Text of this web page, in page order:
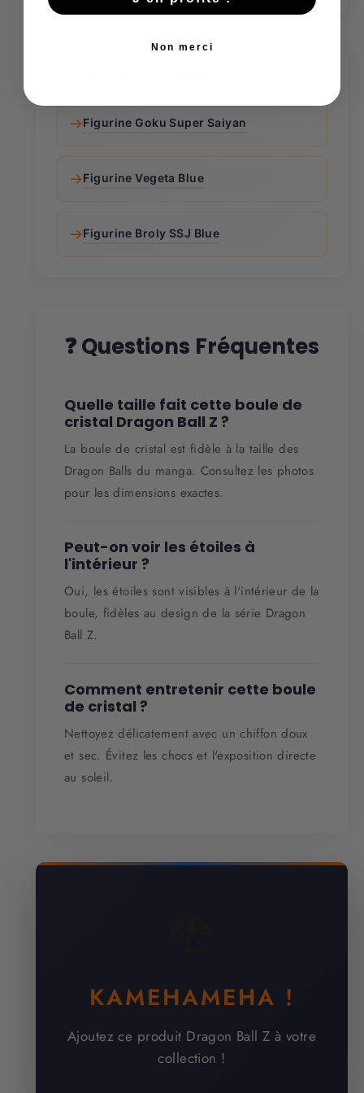
→Figurine Goku Super Saiyan
→Figurine Vegeta Blue
→Figurine Broly SSJ Blue
❓ Questions Fréquentes
Quelle taille fait cette boule de
cristal Dragon Ball Z ?
La boule de cristal est fidèle à la taille des
Dragon Balls du manga. Consultez les photos
pour les dimensions exactes.
Peut-on voir les étoiles à
l'intérieur ?
Oui, les étoiles sont visibles à l'intérieur de la
boule, fidèles au design de la série Dragon
Ball Z.
Comment entretenir cette boule
de cristal ?
Nettoyez délicatement avec un chiffon doux
et sec. Évitez les chocs et l'exposition directe
au soleil.
KAMEHAMEHA !
Ajoutez ce produit Dragon Ball Z à votre
collection !
Non merci